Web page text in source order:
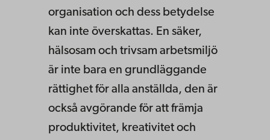
organisation och dess betydelse
kan inte överskattas. En säker,
hälsosam och trivsam arbetsmiljö
är inte bara en grundläggande
rättighet för alla anställda, den är
också avgörande för att främja
produktivitet, kreativitet och